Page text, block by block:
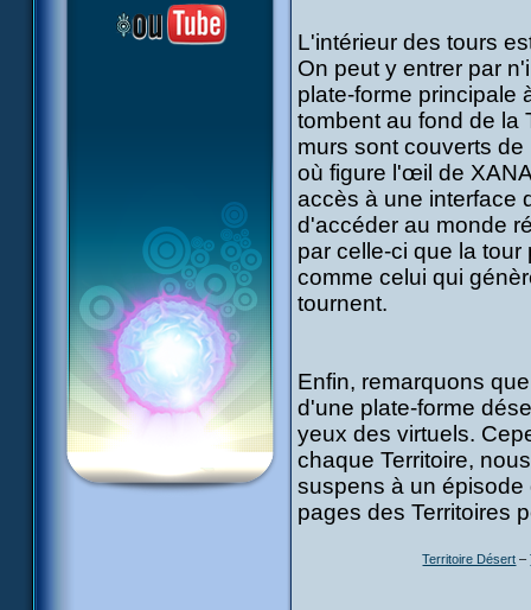
L'intérieur des tours
On peut y entrer par
plate-forme principale
tombent au fond de la
murs sont couverts
où figure l'œil de
accès à une interface
d'accéder au monde
par celle-ci que la
comme celui qui
tournent.
Enfin, remarquons
d'une plate-forme
yeux des virtuels.
chaque Territoire,
suspens à un
pages des Territoires
Territoire Désert –